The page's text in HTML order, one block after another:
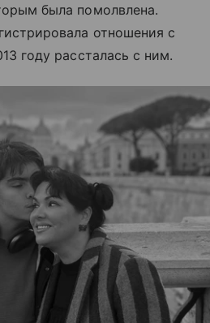
была помолвлена.
отношения с
году рассталась с ним.